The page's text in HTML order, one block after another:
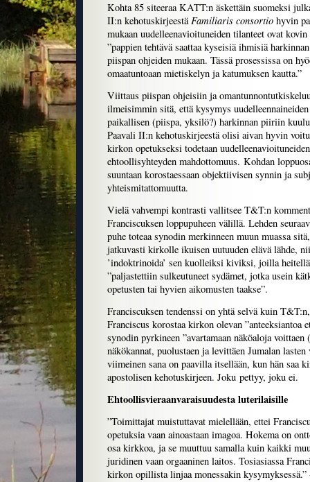
Kohta 85 siteeraa KATT:n äskettäin suomeksi
II:n kehotuskirjeestäFamiliaris consortio hyvin
mukaan uudelleenavioituneiden tilanteet ovat
”pappien tehtävä saattaa kyseisiä ihmisiä
piispan ohjeiden mukaan. Tässä prosessissa on
omaatuntoaan mietiskelyn ja katumuksen kautta.”
Viittaus piispan ohjeisiin ja
ilmeisimmin sitä, että kysymys
paikallisen (piispa, yksilö?) harkinnan piiriin
Paavali II:n kehotuskirjeestä olisi aivan hyvin
kirkon opetukseksi todetaan
ehtoollisyhteyden mahdottomuus. Kohdan
suuntaan korostaessaan objektiivisen synnin ja
yhteismitattomuutta.
Vielä vahvempi kontrasti vallitsee T&T:n
Franciscuksen loppupuheen välillä. Lehden
puhe toteaa synodin merkinneen muun muassa
jatkuvasti kirkolle ikuisen uutuuden elävä lähde,
’indoktrinoida’ sen kuolleiksi kiviksi, joilla
”paljastettiin sulkeutuneet sydämet, jotka usein
opetusten tai hyvien aikomusten taakse”.
Franciscuksen tendenssi on yhtä selvä kuin
Franciscus korostaa kirkon olevan ”anteeksiantoa
synodin pyrkineen ”avartamaan näköaloja
näkökannat, puolustaen ja levittäen Jumalan
viimeinen sana on paavilla itsellään, kun hän saa
apostolisen kehotuskirjeen. Joku pettyy, joku ei.
Ehtoollisvieraanvaraisuudesta luterilaisille
”Toimittajat muistuttavat mielellään, ettei
opetuksia vaan ainoastaan imagoa. Hokema on
osa kirkkoa, ja se muuttuu samalla kuin kaikki
juridinen vaan orgaaninen laitos. Tosiasiassa
kirkon opillista linjaa monessakin